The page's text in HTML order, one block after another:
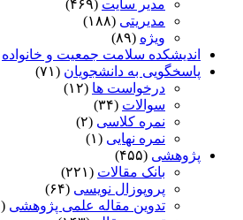
مدیر سایت (۴۶۹)
مدیریتی (۱۸۸)
ویژه (۸۹)
اندیشکده سلامت جمعیت و خانواده
پاسخگویی به دانشجویان (۷۱)
درخواست ها (۱۲)
سوالات (۳۴)
نمره کلاسی (۲)
نمره نهایی (۱)
پژوهشی (۴۵۵)
بانک مقالات (۲۲۱)
پروپوزال نویسی (۶۴)
تدوین مقاله علمی پژوهشی (۲۳۱)